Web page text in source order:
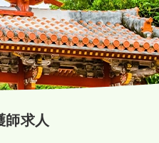
師求人